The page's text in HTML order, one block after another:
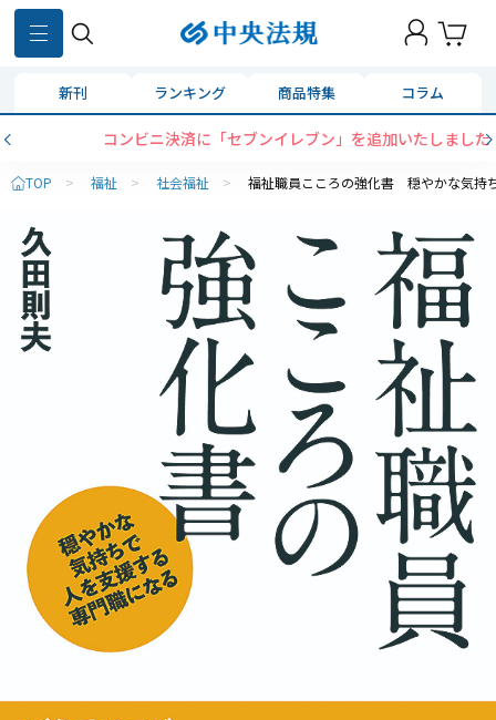
新刊 ランキング 商品特集 コラム
コンビニ決済に「セブンイレブン」を追加いたしました
TOP > 福祉 > 社会福祉 > 福祉職員こころの強化書 穏やかな気持